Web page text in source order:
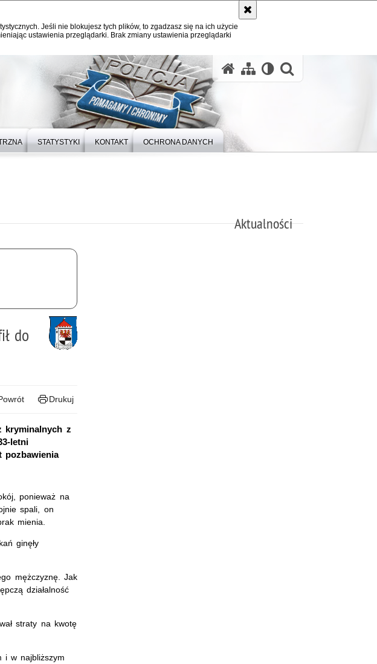
Jeśli nie blokujesz tych plików, to zgadzasz się na ich użycie
ustawienia przeglądarki. Brak zmiany ustawienia przeglądarki
STATYSTYKI KONTAKT OCHRONA DANYCH
Aktualności
do
Drukuj
kryminalnych z
letni
pozbawienia
ponieważ na
spali, on
mienia.
ginęły
mężczyznę. Jak
działalność
straty na kwotę
i w najbliższym